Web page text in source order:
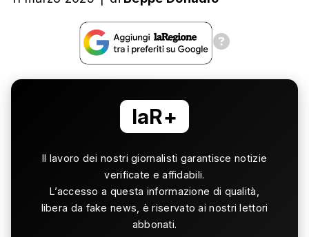
laR+
Il lavoro dei nostri giornalisti garantisce notizie
verificate e affidabili.
L’accesso a questa informazione di qualità,
libera da fake news, è riservato ai nostri lettori
abbonati.